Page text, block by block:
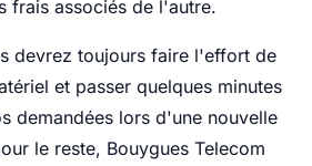
frais associés de l'autre.
devrez toujours faire l'effort de
et passer quelques minutes
demandées lors d'une nouvelle
le reste, Bouygues Telecom